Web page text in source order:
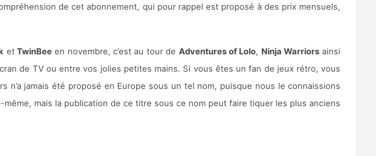
de cet abonnement, qui pour rappel est proposé à des prix mensuels,
etTwinBee en novembre, c’est au tour de Adventures of Lolo, Ninja Warriorsainsi
de TV ou entre vos jolies petites mains. Si vous êtes un fan de jeux rétro, vous
jamais été proposé en Europe sous un tel nom, puisque nous le connaissions
mais la publication de ce titre sous ce nom peut faire tiquer les plus anciens